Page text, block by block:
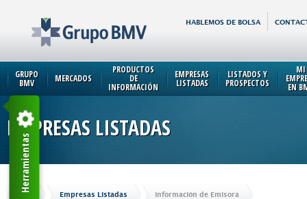
HABLEMOS DE BOLSA
GRUPO
BMV MERCADOS
PRODUCTOS
DE
INFORMACIÓN
EMPRESAS
LISTADAS
LISTADOS Y
PROSPECTOS
MI
EN
EMPRESAS LISTADAS
Inicio Empresas Listadas Información de Emisora
Herramientas